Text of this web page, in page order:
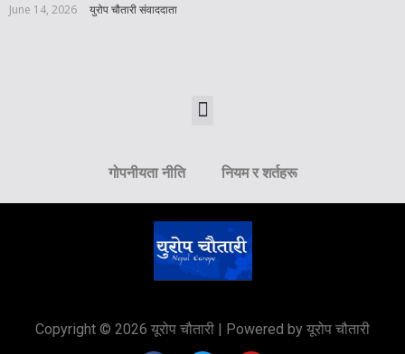
June 14, 2026 युरोप चौतारी संवाददाता
गोपनीयता नीति नियम र शर्तहरू
Copyright © 2026 यूरोप चौतारी | Powered by यूरोप चौतारी